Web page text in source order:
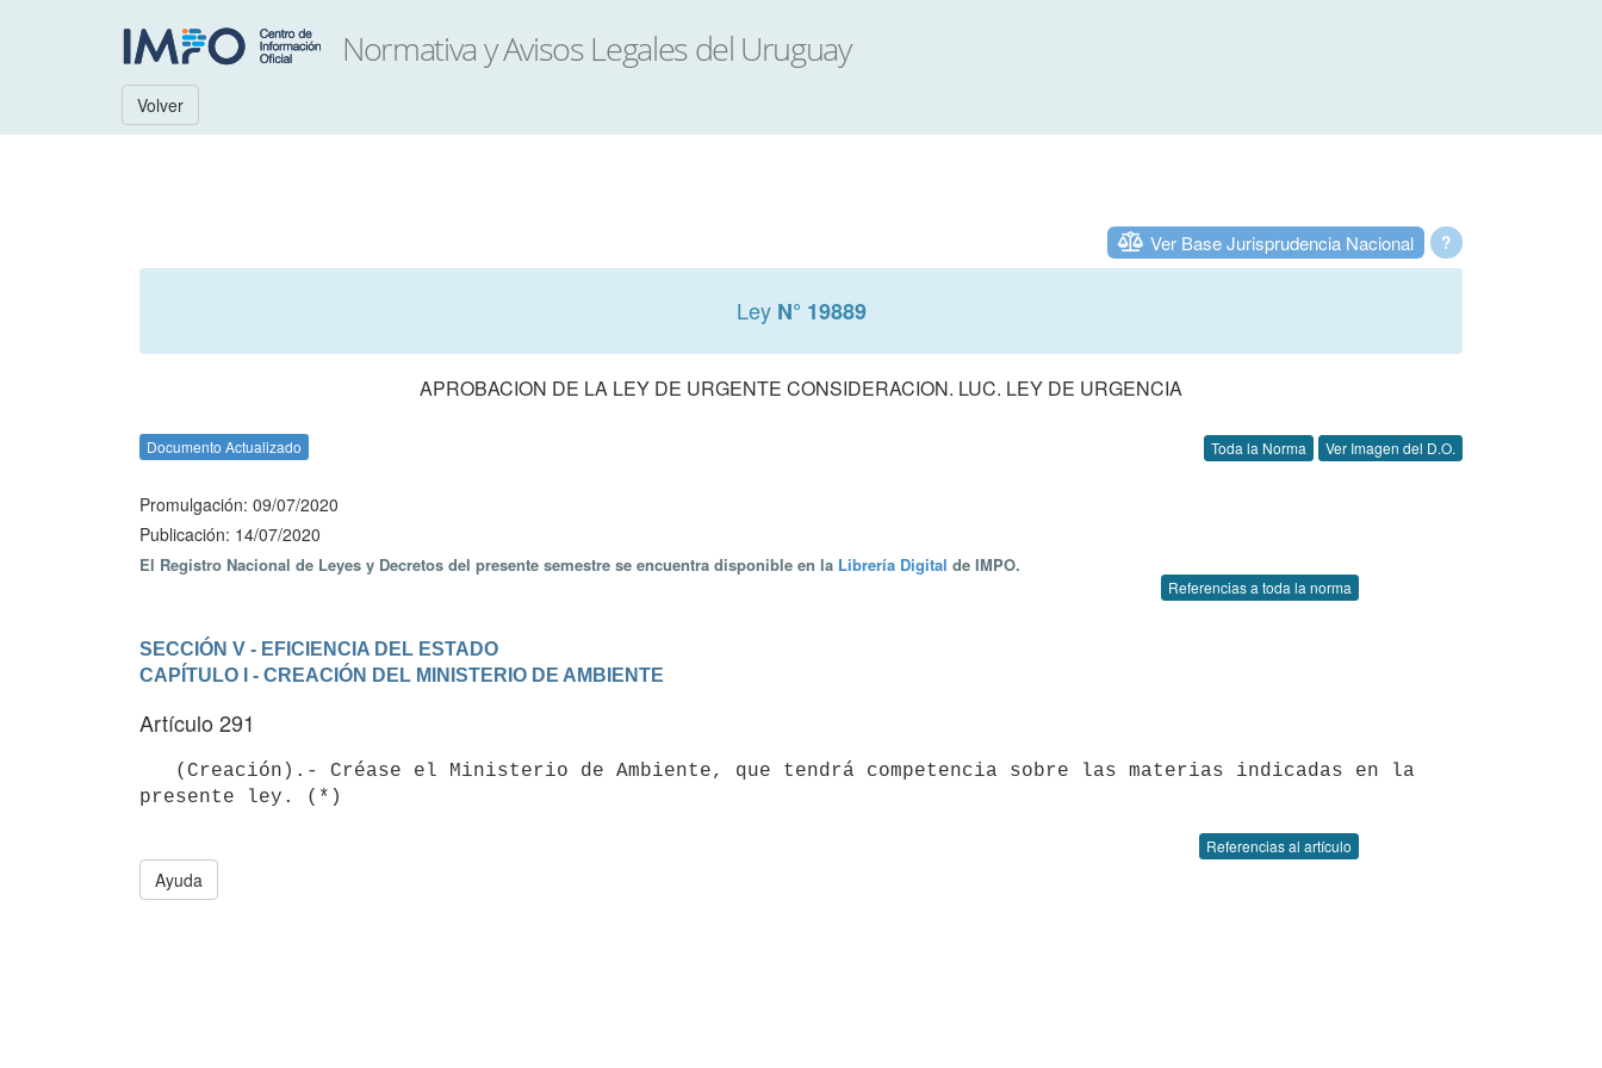
Volver
?
Ver Base Jurisprudencia Nacional
Ley N° 19889
APROBACION DE LA LEY DE URGENTE CONSIDERACION. LUC. LEY DE URGENCIA
Documento Actualizado Toda la Norma Ver Imagen del D.O.
Promulgación: 09/07/2020
Publicación: 14/07/2020
El Registro Nacional de Leyes y Decretos del presente semestre se encuentra disponible en la Librería Digital de IMPO.
Referencias a toda la norma
SECCIÓN V - EFICIENCIA DEL ESTADO
CAPÍTULO I - CREACIÓN DEL MINISTERIO DE AMBIENTE
Artículo 291
Referencias al artículo
Ayuda